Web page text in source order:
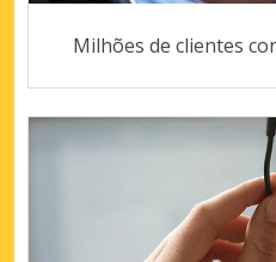
Milhões de clientes